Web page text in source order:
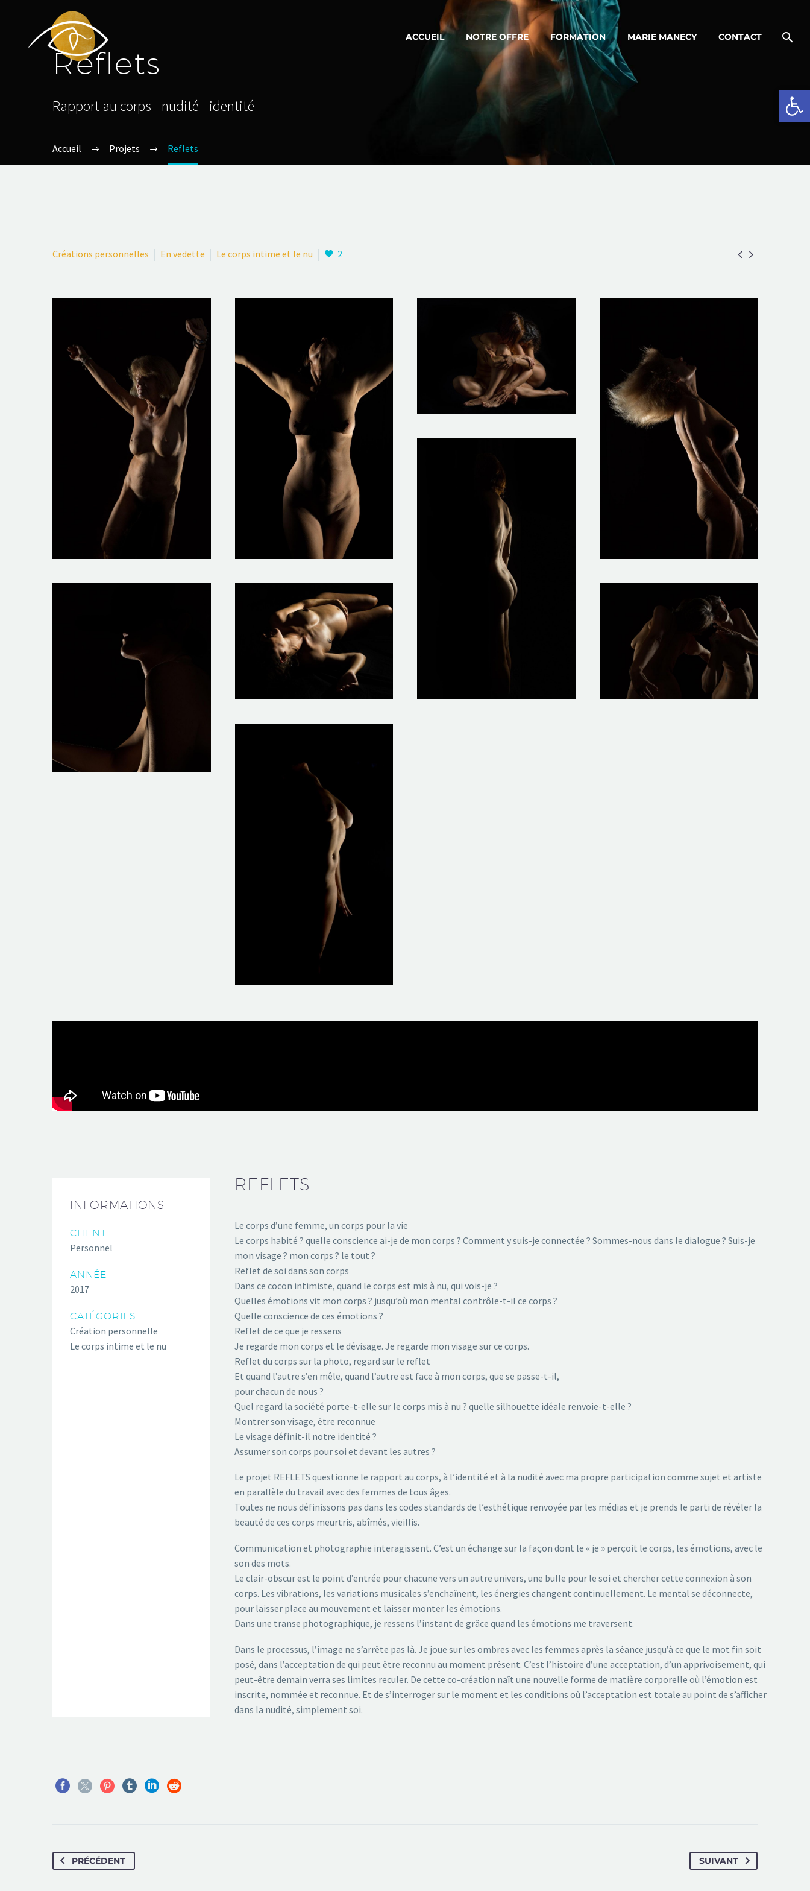
Ouvrir
ACCUEIL NOTRE OFFRE FORMATION MARIE MANECY CONTACT
Reflets
Rapport au corps - nudité - identité
Accueil Projets Reflets
 
Créations personnelles En vedette Le corps intime et le nu 2
INFORMATIONS
CLIENT
Personnel
ANNÉE
2017
CATÉGORIES
Création personnelle
Le corps intime et le nu
REFLETS
Le corps d’une femme, un corps pour la vie
Le corps habité ? quelle conscience ai-je de mon corps ? Comment y suis-je connectée ? Sommes-nous dans le dialogue ? Suis-je
mon visage ? mon corps ? le tout ?
Reflet de soi dans son corps
Dans ce cocon intimiste, quand le corps est mis à nu, qui vois-je ?
Quelles émotions vit mon corps ? jusqu’où mon mental contrôle-t-il ce corps ?
Quelle conscience de ces émotions ?
Reflet de ce que je ressens
Je regarde mon corps et le dévisage. Je regarde mon visage sur ce corps.
Reflet du corps sur la photo, regard sur le reflet
Et quand l’autre s’en mêle, quand l’autre est face à mon corps, que se passe-t-il,
pour chacun de nous ?
Quel regard la société porte-t-elle sur le corps mis à nu ? quelle silhouette idéale renvoie-t-elle ?
Montrer son visage, être reconnue
Le visage définit-il notre identité ?
Assumer son corps pour soi et devant les autres ?
Le projet REFLETS questionne le rapport au corps, à l’identité et à la nudité avec ma propre participation comme sujet et artiste
en parallèle du travail avec des femmes de tous âges.
Toutes ne nous définissons pas dans les codes standards de l’esthétique renvoyée par les médias et je prends le parti de révéler la
beauté de ces corps meurtris, abîmés, vieillis.
Communication et photographie interagissent. C’est un échange sur la façon dont le « je » perçoit le corps, les émotions, avec le
son des mots.
Le clair-obscur est le point d’entrée pour chacune vers un autre univers, une bulle pour le soi et chercher cette connexion à son
corps. Les vibrations, les variations musicales s’enchaînent, les énergies changent continuellement. Le mental se déconnecte,
pour laisser place au mouvement et laisser monter les émotions.
Dans une transe photographique, je ressens l’instant de grâce quand les émotions me traversent.
Dans le processus, l’image ne s’arrête pas là. Je joue sur les ombres avec les femmes après la séance jusqu’à ce que le mot fin soit
posé, dans l’acceptation de qui peut être reconnu au moment présent. C’est l’histoire d’une acceptation, d’un apprivoisement, qui
peut-être demain verra ses limites reculer. De cette co-création naît une nouvelle forme de matière corporelle où l’émotion est
inscrite, nommée et reconnue. Et de s’interroger sur le moment et les conditions où l’acceptation est totale au point de s’afficher
dans la nudité, simplement soi.
PRÉCÉDENT SUIVANT